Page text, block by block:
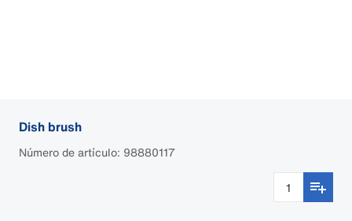
Dish brush
Número de artículo: 98880117